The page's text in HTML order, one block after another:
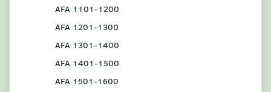
AFA 1101-1200
AFA 1201-1300
AFA 1301-1400
AFA 1401-1500
AFA 1501-1600